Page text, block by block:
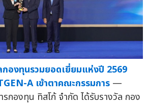
กองทุนรวมยอดเยี่ยมแห่งปี 2569
A เข้าตาคณะกรรมการ —
กองทุน ทิสโก้ จำกัด ได้รับรางวัล กอง